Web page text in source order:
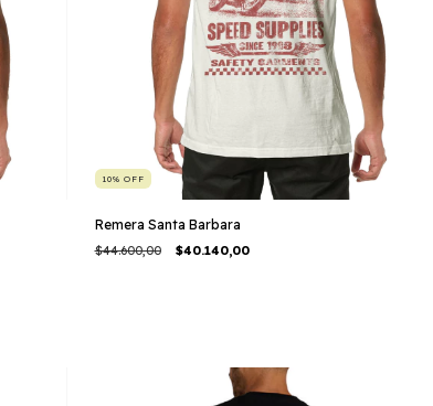
10% OFF
Remera Santa Barbara
$44.600,00 $40.140,00